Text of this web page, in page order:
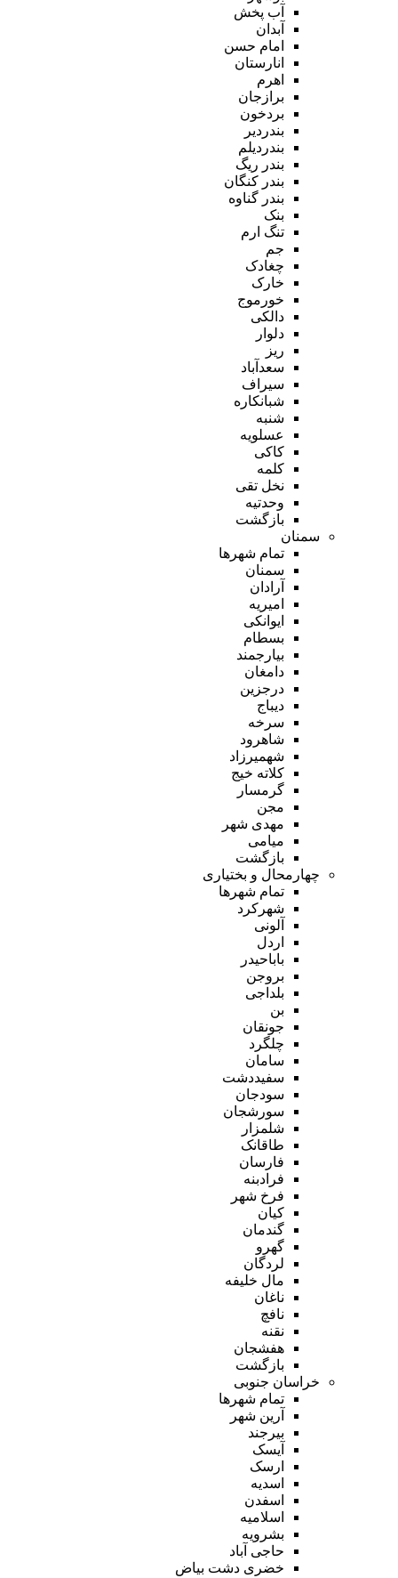
آب پخش
آبدان
امام حسن
انارستان
اهرم
برازجان
بردخون
بندردیر
بندردیلم
بندر ریگ
بندر کنگان
بندر گناوه
بنک
تنگ ارم
جم
چغادک
خارک
خورموج
دالکی
دلوار
ریز
سعدآباد
سیراف
شبانکاره
شنبه
عسلویه
کاکی
کلمه
نخل تقی
وحدتیه
بازگشت
سمنان
تمام شهر‌ها
سمنان
آرادان
امیریه
ایوانکی
بسطام
بیارجمند
دامغان
درجزین
دیباج
سرخه
شاهرود
شهمیرزاد
کلاته خیج
گرمسار
مجن
مهدی شهر
میامی
بازگشت
چهارمحال و بختیاری
تمام شهر‌ها
شهرکرد
آلونی
اردل
باباحیدر
بروجن
بلداجی
بن
جونقان
چلگرد
سامان
سفیددشت
سودجان
سورشجان
شلمزار
طاقانک
فارسان
فرادبنه
فرخ شهر
کیان
گندمان
گهرو
لردگان
مال خلیفه
ناغان
نافچ
نقنه
هفشجان
بازگشت
خراسان جنوبی
تمام شهر‌ها
آرین شهر
بیرجند
آیسک
ارسک
اسدیه
اسفدن
اسلامیه
بشرویه
حاجی آباد
خضری دشت بیاض